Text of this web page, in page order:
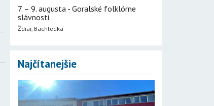
7. – 9. augusta - Goralské folklórne
slávnosti
Ždiar, Bachledka
Najčítanejšie